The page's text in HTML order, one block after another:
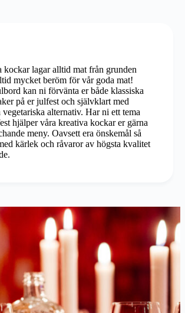
kockar lagar alltid mat från grunden
mycket beröm för vår goda mat!
kan ni förvänta er både klassiska
på er julfest och självklart med
alternativ. Har ni ett tema
hjälper våra kreativa kockar er gärna
meny. Oavsett era önskemål så
kärlek och råvaror av högsta kvalitet